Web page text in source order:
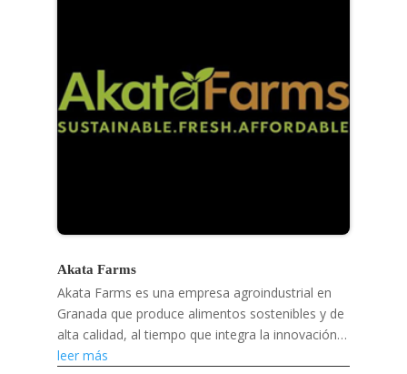
Akata Farms
Akata Farms es una empresa agroindustrial en
Granada que produce alimentos sostenibles y de
alta calidad, al tiempo que integra la innovación
digital y apoya a los agricultores y mercados
leer más